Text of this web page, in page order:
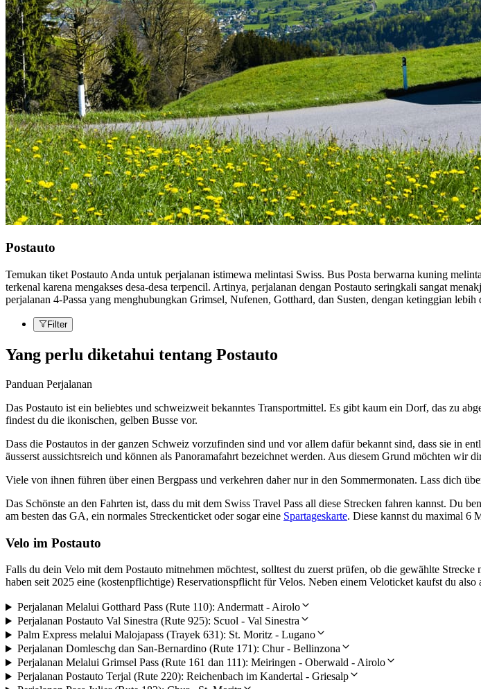
Postauto
Temukan tiket Postauto Anda untuk perjalanan istimewa melintasi Swiss. Bus Posta berwarna kuning
terkenal karena mengakses desa-desa terpencil. Artinya, perjalanan dengan Postauto seringkali sangat
perjalanan 4-Passa yang menghubungkan Grimsel, Nufenen, Gotthard, dan Susten, dengan ketinggian lebih
Filter
Yang perlu diketahui tentang Postauto
Panduan Perjalanan
Das Postauto ist ein beliebtes und schweizweit bekanntes Transportmittel. Es gibt kaum ein Dorf, das zu
findest du die ikonischen, gelben Busse vor.
Dass die Postautos in der ganzen Schweiz vorzufinden sind und vor allem dafür bekannt sind, dass sie in
äusserst aussichtsreich und können als Panoramafahrt bezeichnet werden. Aus diesem Grund möchten wir
Viele von ihnen führen über einen Bergpass und verkehren daher nur in den Sommermonaten. Lass dich
Das Schönste an den Fahrten ist, dass du mit dem Swiss Travel Pass all diese Strecken fahren kannst. Du
am besten das GA, ein normales Streckenticket oder sogar eine Spartageskarte. Diese kannst du maximal 6
Velo im Postauto
Falls du dein Velo mit dem Postauto mitnehmen möchtest, solltest du zuerst prüfen, ob die gewählte
haben seit 2025 eine (kostenpflichtige) Reservationspflicht für Velos. Neben einem Veloticket kaufst du also
Perjalanan Melalui Gotthard Pass (Rute 110): Andermatt - Airolo
Perjalanan Postauto Val Sinestra (Rute 925): Scuol - Val Sinestra
Palm Express melalui Malojapass (Trayek 631): St. Moritz - Lugano
Perjalanan Domleschg dan San-Bernardino (Rute 171): Chur - Bellinzona
Perjalanan Melalui Grimsel Pass (Rute 161 dan 111): Meiringen - Oberwald - Airolo
Perjalanan Postauto Terjal (Rute 220): Reichenbach im Kandertal - Griesalp